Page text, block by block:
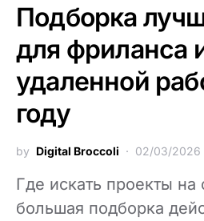
Подборка
для фриланса
удаленной
году
by Digital Broccoli 02/03/2026
Где искать проекты на
большая подборка